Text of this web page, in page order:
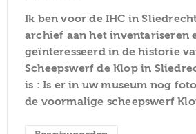
Ik ben voor de IHC in
archief aan het inventariseren
geïnteresseerd in de historie
Scheepswerf de Klop in
is : Is er in uw museum nog
de voormalige scheepswerf